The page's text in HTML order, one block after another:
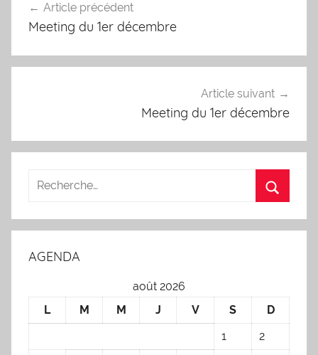
de
Article précédent
Meeting du 1er décembre
Article suivant
Meeting du 1er décembre
AGENDA
août 2026
L
M M J V S
D
1
2